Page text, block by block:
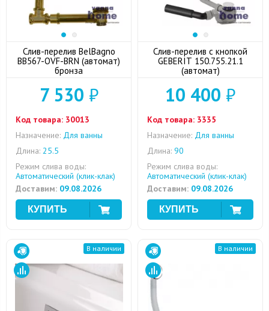
Слив-перелив BelBagno
BB567-OVF-BRN (автомат)
бронза
7 530 ₽
Код товара: 30013
Назначение: Для ванны
Длина: 25.5
Режим слива воды:
Автоматический (клик-клак)
Доставим: 09.08.2026
Слив-перелив с кнопкой
GEBERIT 150.755.21.1
(автомат)
10 400 ₽
Код товара: 3335
Назначение: Для ванны
Длина: 90
Режим слива воды:
Автоматический (клик-клак)
Доставим: 09.08.2026
В наличии В наличии